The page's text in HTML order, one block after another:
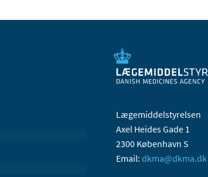
Lægemiddelstyrelsen
Axel Heides Gade 1
2300 København S
Email: dkma@dkma.dk